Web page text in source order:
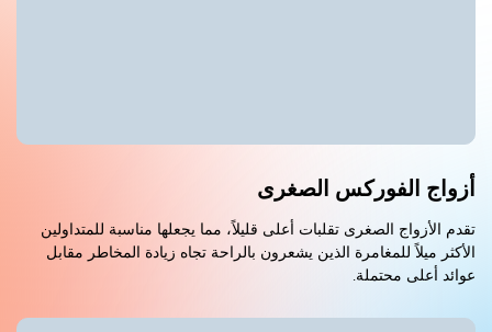
أزواج الفوركس الصغرى
تقدم الأزواج الصغرى تقلبات أعلى قليلاً، مما يجعلها مناسبة للمتداولين
الأكثر ميلاً للمغامرة الذين يشعرون بالراحة تجاه زيادة المخاطر مقابل
عوائد أعلى محتملة.